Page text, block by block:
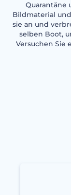
Quarantäne
Bildmaterial
sie an und
selben Boot,
Versuchen Sie